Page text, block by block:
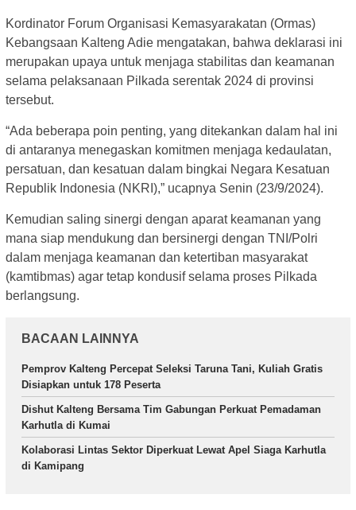
Kordinator Forum Organisasi Kemasyarakatan (Ormas)
Kebangsaan Kalteng Adie mengatakan, bahwa deklarasi ini
merupakan upaya untuk menjaga stabilitas dan keamanan
selama pelaksanaan Pilkada serentak 2024 di provinsi
tersebut.
“Ada beberapa poin penting, yang ditekankan dalam hal ini
di antaranya menegaskan komitmen menjaga kedaulatan,
persatuan, dan kesatuan dalam bingkai Negara Kesatuan
Republik Indonesia (NKRI),” ucapnya Senin (23/9/2024).
Kemudian saling sinergi dengan aparat keamanan yang
mana siap mendukung dan bersinergi dengan TNI/Polri
dalam menjaga keamanan dan ketertiban masyarakat
(kamtibmas) agar tetap kondusif selama proses Pilkada
berlangsung.
BACAAN LAINNYA
Pemprov Kalteng Percepat Seleksi Taruna Tani, Kuliah Gratis
Disiapkan untuk 178 Peserta
Dishut Kalteng Bersama Tim Gabungan Perkuat Pemadaman
Karhutla di Kumai
Kolaborasi Lintas Sektor Diperkuat Lewat Apel Siaga Karhutla
di Kamipang